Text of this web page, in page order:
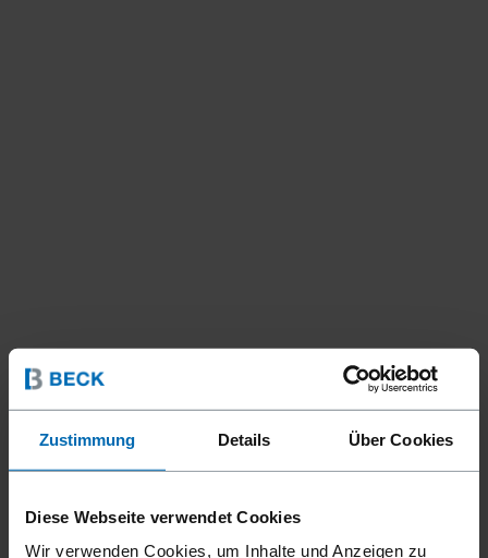
Zustimmung Details Über Cookies
Diese Webseite verwendet Cookies
Wir verwenden Cookies, um Inhalte und Anzeigen zu